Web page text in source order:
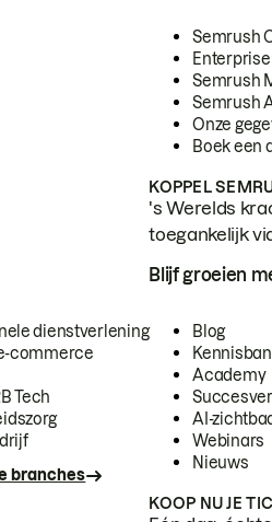
Semrush
Enterprise
Semrush
Semrush
Onze
Boek een
KOPPEL
's Werelds
toegankelijk
dienstverlening
commerce
Tech
branches
Blijf groeien
Blog
Academy
AI-
Webinars
Nieuws
KOOP NU JE